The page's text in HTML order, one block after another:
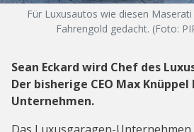
Für Luxusautos wie diesen
Fahrengold gedacht. (Foto:
Sean Eckard wird Chef des
Der bisherige CEO Max
Unternehmen.